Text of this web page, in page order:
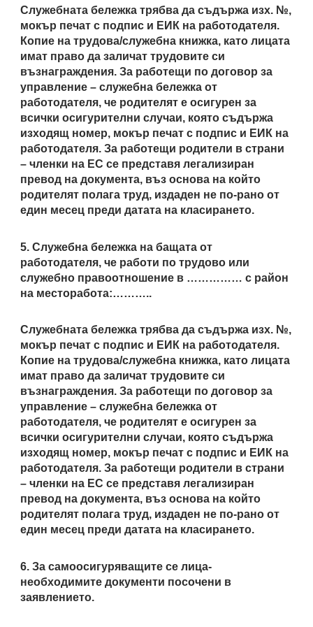
Служебната бележка трябва да съдържа изх. №,
мокър печат с подпис и ЕИК на работодателя.
Копие на трудова/служебна книжка, като лицата
имат право да заличат трудовите си
възнаграждения. За работещи по договор за
управление – служебна бележка от
работодателя, че родителят е осигурен за
всички осигурителни случаи, която съдържа
изходящ номер, мокър печат с подпис и ЕИК на
работодателя. За работещи родители в страни
– членки на ЕС се представя легализиран
превод на документа, въз основа на който
родителят полага труд, издаден не по-рано от
един месец преди датата на класирането.
5. Служебна бележка на бащата от
работодателя, че работи по трудово или
служебно правоотношение в …………… с район
на месторабота:………..
Служебната бележка трябва да съдържа изх. №,
мокър печат с подпис и ЕИК на работодателя.
Копие на трудова/служебна книжка, като лицата
имат право да заличат трудовите си
възнаграждения. За работещи по договор за
управление – служебна бележка от
работодателя, че родителят е осигурен за
всички осигурителни случаи, която съдържа
изходящ номер, мокър печат с подпис и ЕИК на
работодателя. За работещи родители в страни
– членки на ЕС се представя легализиран
превод на документа, въз основа на който
родителят полага труд, издаден не по-рано от
един месец преди датата на класирането.
6. За самоосигуряващите се лица-
необходимите документи посочени в
заявлението.